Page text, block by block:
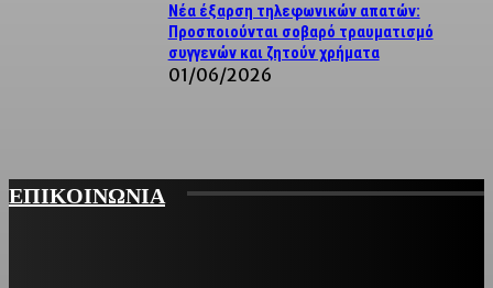
Νέα έξαρση τηλεφωνικών απατών:
Προσποιούνται σοβαρό τραυματισμό
συγγενών και ζητούν χρήματα
01/06/2026
ΕΠΙΚΟΙΝΩΝΙΑ